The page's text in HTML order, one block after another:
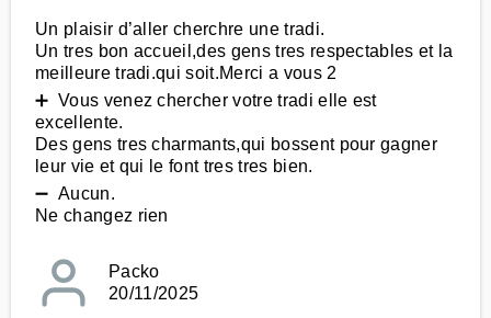
Un plaisir d’aller cherchre une tradi.
Un tres bon accueil,des gens tres respectables et la
meilleure tradi.qui soit.Merci a vous 2
➕ Vous venez chercher votre tradi elle est
excellente.
Des gens tres charmants,qui bossent pour gagner
leur vie et qui le font tres tres bien.
➖ Aucun.
Ne changez rien
Packo
20/11/2025